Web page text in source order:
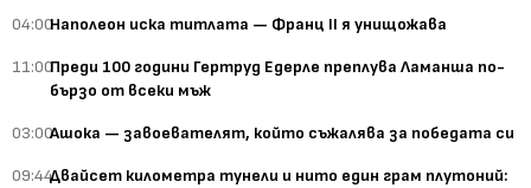
04:00Наполеон иска титлата — Франц II я унищожава
11:00Преди 100 години Гертруд Едерле преплува Ламанша по-
бързо от всеки мъж
03:00Ашока — завоевателят, който съжалява за победата си
09:44Двайсет километра тунели и нито един грам плутоний: